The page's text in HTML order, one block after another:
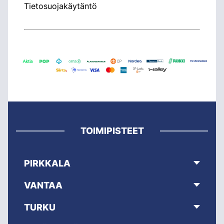
Tietosuojakäytäntö
TOIMIPISTEET
PIRKKALA
VANTAA
TURKU